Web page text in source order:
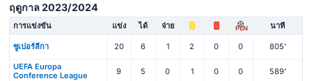
ฤดูกาล 2023/2024
การแข่งขัน แข่ง ได้ จ่าย PEN นาที
ซูเปอร์ลีกา 20 6 1 2 0 0 805'
UEFA Europa
Conference League
9 5 0 1 0 0 589'